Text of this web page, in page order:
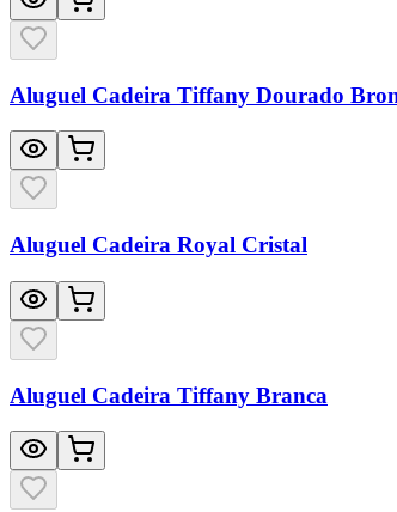
Aluguel Cadeira Tiffany Dourado
Aluguel Cadeira Royal Cristal
Aluguel Cadeira Tiffany Branca